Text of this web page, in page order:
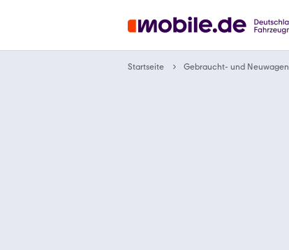
Startseite Gebraucht- und Neuwagen